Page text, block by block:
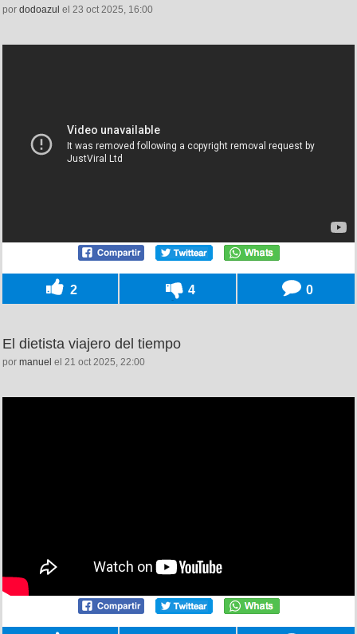
por dodoazul el 23 oct 2025, 16:00
2 4 0
El dietista viajero del tiempo
por manuel el 21 oct 2025, 22:00